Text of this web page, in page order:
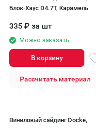
Блок-Хаус D4.7T, Карамель
335 ₽ за шт
Можно заказать
В корзину
Рассчитать материал
Виниловый сайдинг Docke,